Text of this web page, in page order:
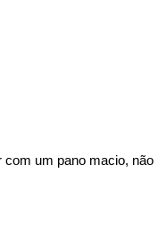
um pano macio,